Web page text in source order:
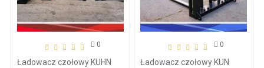
0
Ładowacz czołowy KUHN
0
Ładowacz czołowy KUN